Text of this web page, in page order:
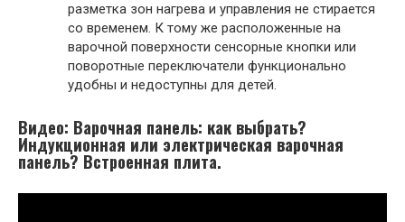
разметка зон нагрева и управления не стирается
со временем. К тому же расположенные на
варочной поверхности сенсорные кнопки или
поворотные переключатели функционально
удобны и недоступны для детей.
Видео: Варочная панель: как выбрать?
Индукционная или электрическая варочная
панель? Встроенная плита.